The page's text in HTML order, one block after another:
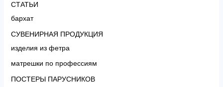
СТАТЬИ
бархат
СУВЕНИРНАЯ ПРОДУКЦИЯ
изделия из фетра
матрешки по профессиям
ПОСТЕРЫ ПАРУСНИКОВ